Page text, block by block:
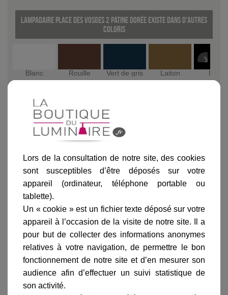
Lampadaire Place des Vosges 2 Patine dorée existe dans d'autres
coloris
Blanc Rouille Vert de gris Laiton Noir
Ajouter au panier
Informations produit
marque
livraison
Lors de la consultation de notre site, des cookies
sont susceptibles d’être déposés sur votre
appareil (ordinateur, téléphone portable ou
tablette).
Un « cookie » est un fichier texte déposé sur votre
appareil à l’occasion de la visite de notre site. Il a
pour but de collecter des informations anonymes
relatives à votre navigation, de permettre le bon
fonctionnement de notre site et d’en mesurer son
audience afin d’effectuer un suivi statistique de
son activité.